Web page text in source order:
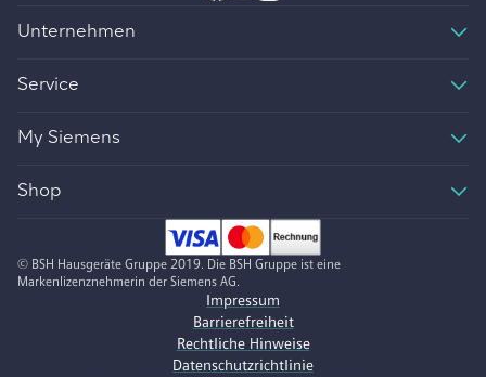
Unternehmen
Service
My Siemens
Shop
© BSH Hausgeräte Gruppe 2019. Die BSH Gruppe ist eine
Markenlizenznehmerin der Siemens AG.
Impressum
Barrierefreiheit
Rechtliche Hinweise
Datenschutzrichtlinie